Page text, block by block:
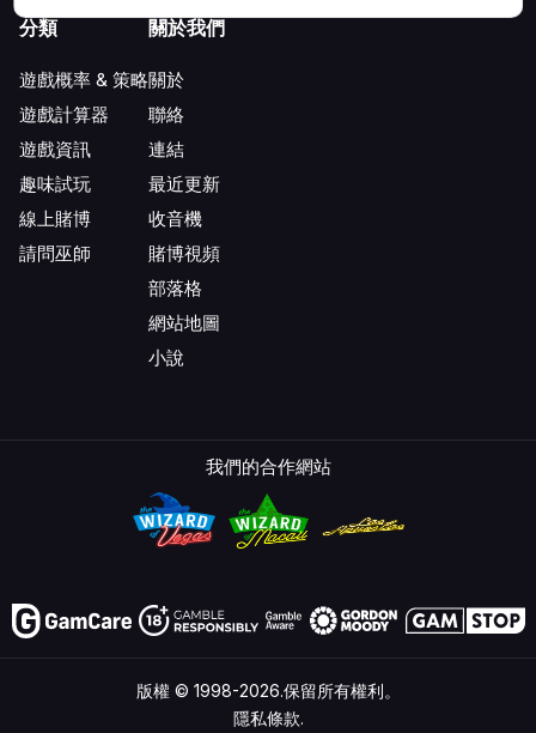
分類
遊戲概率 & 策略
遊戲計算器
遊戲資訊
趣味試玩
線上賭博
請問巫師
關於我們
關於
聯絡
連結
最近更新
收音機
賭博視頻
部落格
網站地圖
小說
我們的合作網站
版權 © 1998-2026.保留所有權利。
隱私條款.